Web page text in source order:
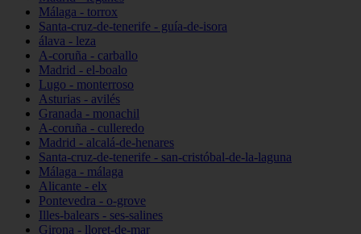
Málaga - torrox
Santa-cruz-de-tenerife - guía-de-isora
álava - leza
A-coruña - carballo
Madrid - el-boalo
Lugo - monterroso
Asturias - avilés
Granada - monachil
A-coruña - culleredo
Madrid - alcalá-de-henares
Santa-cruz-de-tenerife - san-cristóbal-de-la-laguna
Málaga - málaga
Alicante - elx
Pontevedra - o-grove
Illes-balears - ses-salines
Girona - lloret-de-mar